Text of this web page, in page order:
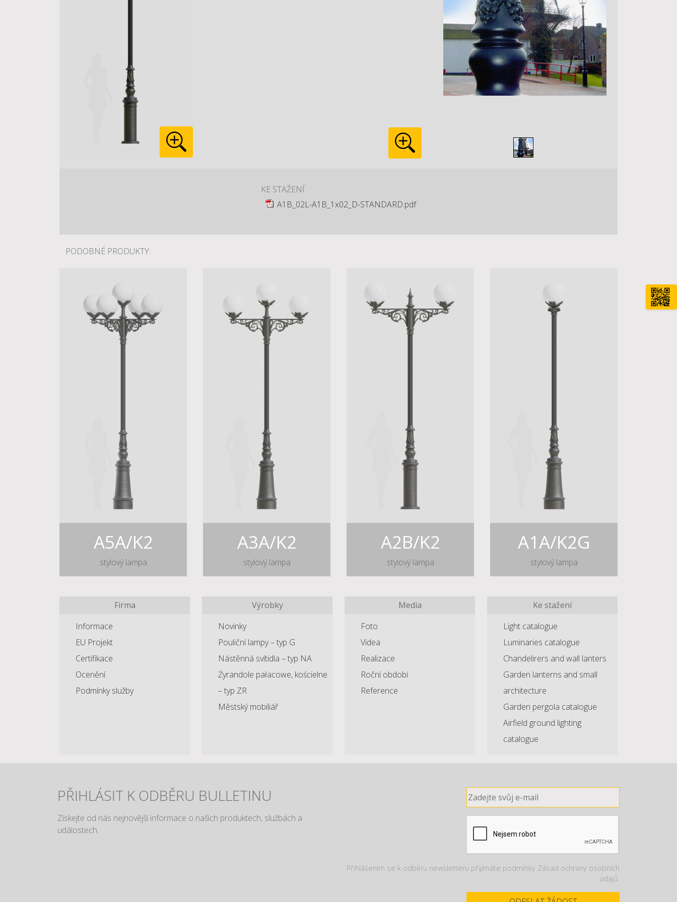
KE STAŽENÍ
A1B_02L-A1B_1x02_D-STANDARD.pdf
PODOBNÉ PRODUKTY:
A5A/K2
stylový lampa
A3A/K2
stylový lampa
A2B/K2
stylový lampa
A1A/K2G
stylový lampa
Firma
Informace
EU Projekt
Certifikace
Ocenění
Podmínky služby
Výrobky
Novinky
Pouliční lampy – typ G
Nástěnná svítidla – typ NA
Żyrandole pałacowe, kościelne
– typ ZR
Městský mobiliář
Media
Foto
Videa
Realizace
Roční období
Reference
Ke stažení
Light catalogue
Luminaries catalogue
Chandelirers and wall lanters
Garden lanterns and small
architecture
Garden pergola catalogue
Airfield ground lighting
catalogue
PŘIHLÁSIT K ODBĚRU BULLETINU
Získejte od nás nejnovější informace o našich produktech, službách a
událostech.
Přihlášením se k odběru newsletteru přijímáte podmínky Zásad ochrany osobních
údajů.